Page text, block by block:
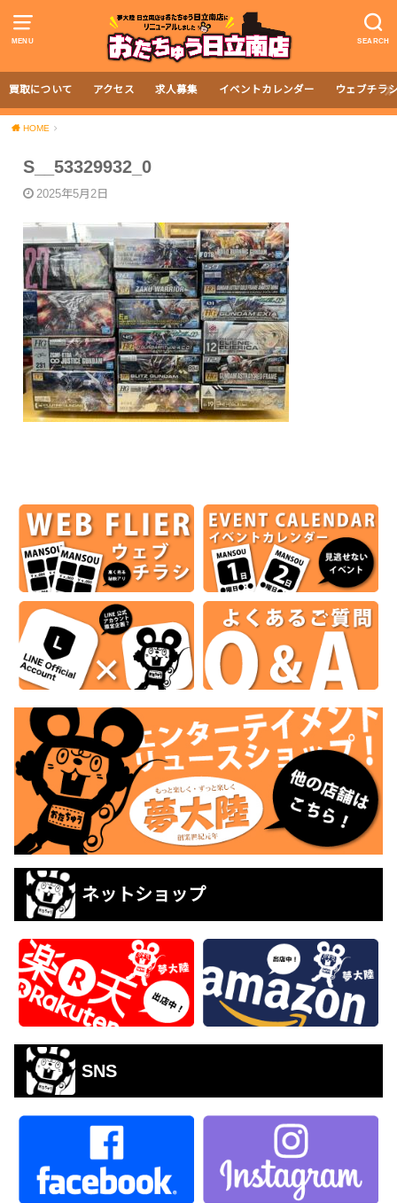
MENU SEARCH
買取について アクセス 求人募集 イベントカレンダー ウェブチラ
HOME
S__53329932_0
2025年5月2日
ネットショップ
SNS